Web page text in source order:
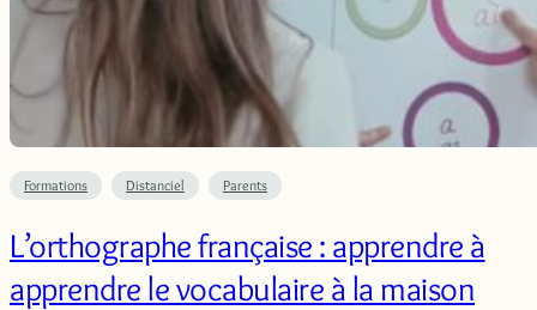
Formations Distanciel Parents
L’orthographe française : apprendre à
apprendre le vocabulaire à la maison